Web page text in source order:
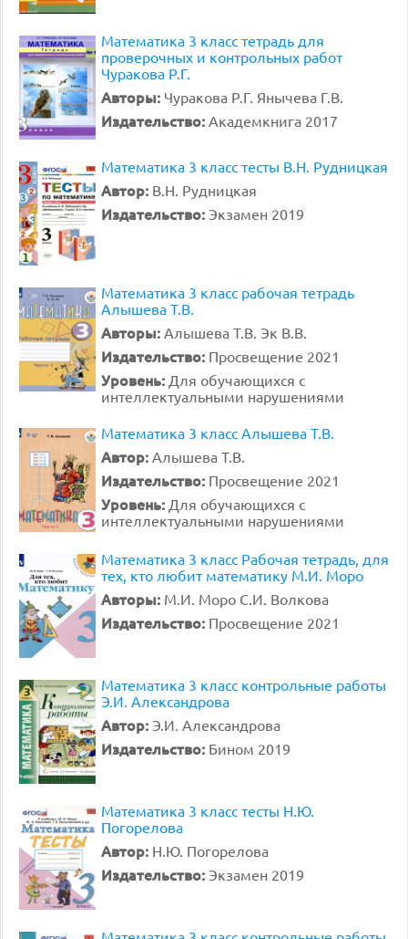
Математика 3 класс тетрадь для
проверочных и контрольных работ
Чуракова Р.Г.
Авторы: Чуракова Р.Г. Янычева Г.В.
Издательство: Академкнига 2017
Математика 3 класс тесты В.Н. Рудницкая
Автор: В.Н. Рудницкая
Издательство: Экзамен 2019
Математика 3 класс рабочая тетрадь
Алышева Т.В.
Авторы: Алышева Т.В. Эк В.В.
Издательство: Просвещение 2021
Уровень: Для обучающихся с
интеллектуальными нарушениями
Математика 3 класс Алышева Т.В.
Автор: Алышева Т.В.
Издательство: Просвещение 2021
Уровень: Для обучающихся с
интеллектуальными нарушениями
Математика 3 класс Рабочая тетрадь, для
тех, кто любит математику М.И. Моро
Авторы: М.И. Моро С.И. Волкова
Издательство: Просвещение 2021
Математика 3 класс контрольные работы
Э.И. Александрова
Автор: Э.И. Александрова
Издательство: Бином 2019
Математика 3 класс тесты Н.Ю.
Погорелова
Автор: Н.Ю. Погорелова
Издательство: Экзамен 2019